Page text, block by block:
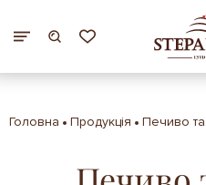
Головна Продукція Печиво